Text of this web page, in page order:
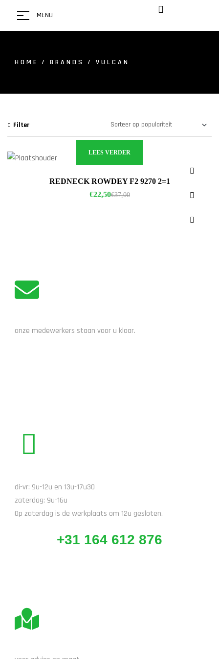
MENU
HOME / BRANDS / VULCAN
Filter
LEES VERDER
REDNECK ROWDEY F2 9270 2=1
€37,00
€22,50
onze medewerkers staan voor u klaar.
di-vr: 9u-12u en 13u-17u30
zaterdag: 9u-16u
Op zaterdag is de werkplaats om 12u gesloten.
+31 164 612 876